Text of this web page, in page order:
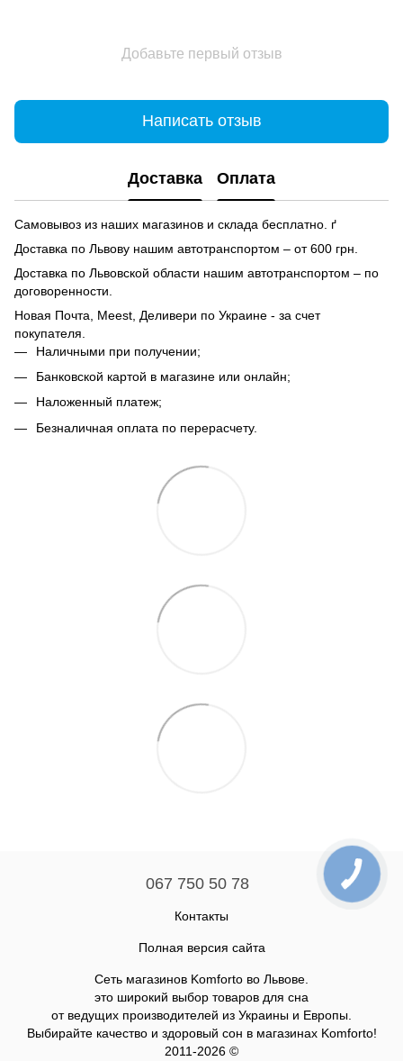
Добавьте первый отзыв
Написать отзыв
Доставка Оплата
Самовывоз из наших магазинов и склада бесплатно. ґ
Доставка по Львову нашим автотранспортом – от 600 грн.
Доставка по Львовской области нашим автотранспортом – по
договоренности.
Новая Почта, Meest, Деливери по Украине - за счет
покупателя.
Наличными при получении;
Банковской картой в магазине или онлайн;
Наложенный платеж;
Безналичная оплата по перерасчету.
067 750 50 78
Контакты
Полная версия сайта
Сеть магазинов Komforto во Львове.
это широкий выбор товаров для сна
от ведущих производителей из Украины и Европы.
Выбирайте качество и здоровый сон в магазинах Komforto!
2011-2026 ©